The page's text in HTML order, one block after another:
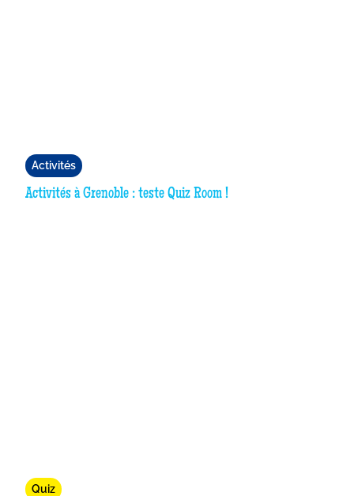
Activités
Activités à Grenoble : teste Quiz Room !
Quiz